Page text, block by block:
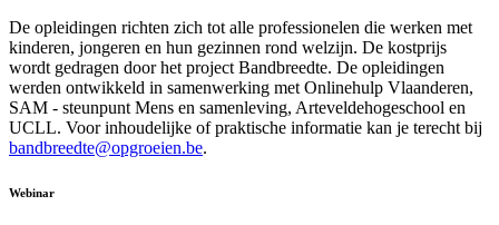
De opleidingen richten zich tot alle professionelen die werken met
kinderen, jongeren en hun gezinnen rond welzijn. De kostprijs
wordt gedragen door het project Bandbreedte. De opleidingen
werden ontwikkeld in samenwerking met Onlinehulp Vlaanderen,
SAM - steunpunt Mens en samenleving, Arteveldehogeschool en
UCLL. Voor inhoudelijke of praktische informatie kan je terecht bij
bandbreedte@opgroeien.be.
Webinar